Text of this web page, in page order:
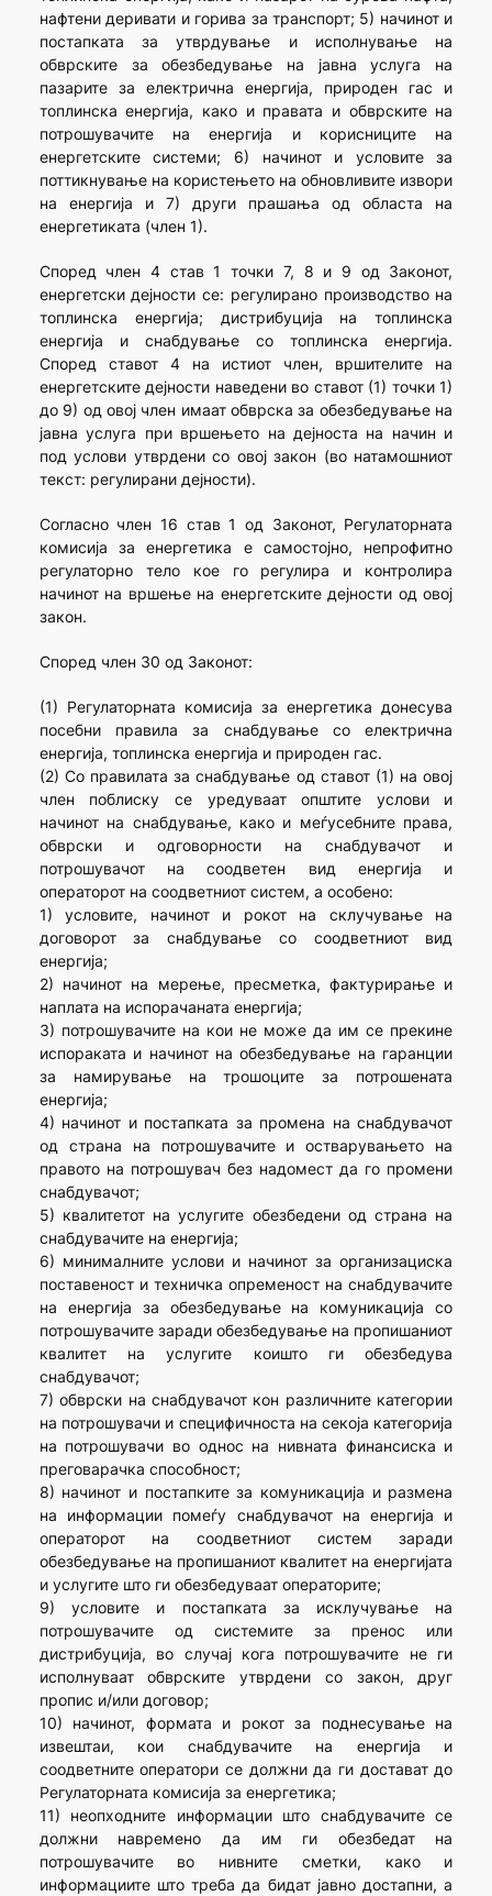
нафтени деривати и горива за транспорт; 5) начинот и
постапката за утврдување и исполнување на
обврските за обезбедување на јавна услуга на
пазарите за електрична енергија, природен гас и
топлинска енергија, како и правата и обврските на
потрошувачите на енергија и корисниците на
енергетските системи; 6) начинот и условите за
поттикнување на користењето на обновливите извори
на енергија и 7) други прашања од областа на
енергетиката (член 1).
Според член 4 став 1 точки 7, 8 и 9 од Законот,
енергетски дејности се: регулирано производство на
топлинска енергија; дистрибуција на топлинска
енергија и снабдување со топлинска енергија.
Според ставот 4 на истиот член, вршителите на
енергетските дејности наведени во ставот (1) точки 1)
до 9) од овој член имаат обврска за обезбедување на
јавна услуга при вршењето на дејноста на начин и
под услови утврдени со овој закон (во натамошниот
текст: регулирани дејности).
Согласно член 16 став 1 од Законот, Регулаторната
комисија за енергетика е самостојно, непрофитно
регулаторно тело кое го регулира и контролира
начинот на вршење на енергетските дејности од овој
закон.
Според член 30 од Законот:
(1) Регулаторната комисија за енергетика донесува
посебни правила за снабдување со електрична
енергија, топлинска енергија и природен гас.
(2) Со правилата за снабдување од ставот (1) на овој
член поблиску се уредуваат општите услови и
начинот на снабдување, како и меѓусебните права,
обврски и одговорности на снабдувачот и
потрошувачот на соодветен вид енергија и
операторот на соодветниот систем, а особено:
1) условите, начинот и рокот на склучување на
договорот за снабдување со соодветниот вид
енергија;
2) начинот на мерење, пресметка, фактурирање и
наплата на испорачаната енергија;
3) потрошувачите на кои не може да им се прекине
испораката и начинот на обезбедување на гаранции
за намирување на трошоците за потрошената
енергија;
4) начинот и постапката за промена на снабдувачот
од страна на потрошувачите и остварувањето на
правото на потрошувач без надомест да го промени
снабдувачот;
5) квалитетот на услугите обезбедени од страна на
снабдувачите на енергија;
6) минималните услови и начинот за организациска
поставеност и техничка опременост на снабдувачите
на енергија за обезбедување на комуникација со
потрошувачите заради обезбедување на пропишаниот
квалитет на услугите коишто ги обезбедува
снабдувачот;
7) обврски на снабдувачот кон различните категории
на потрошувачи и специфичноста на секоја категорија
на потрошувачи во однос на нивната финансиска и
преговарачка способност;
8) начинот и постапките за комуникација и размена
на информации помеѓу снабдувачот на енергија и
операторот на соодветниот систем заради
обезбедување на пропишаниот квалитет на енергијата
и услугите што ги обезбедуваат операторите;
9) условите и постапката за исклучување на
потрошувачите од системите за пренос или
дистрибуција, во случај кога потрошувачите не ги
исполнуваат обврските утврдени со закон, друг
пропис и/или договор;
10) начинот, формата и рокот за поднесување на
извештаи, кои снабдувачите на енергија и
соодветните оператори се должни да ги достават до
Регулаторната комисија за енергетика;
11) неопходните информации што снабдувачите се
должни навремено да им ги обезбедат на
потрошувачите во нивните сметки, како и
информациите што треба да бидат јавно достапни, а